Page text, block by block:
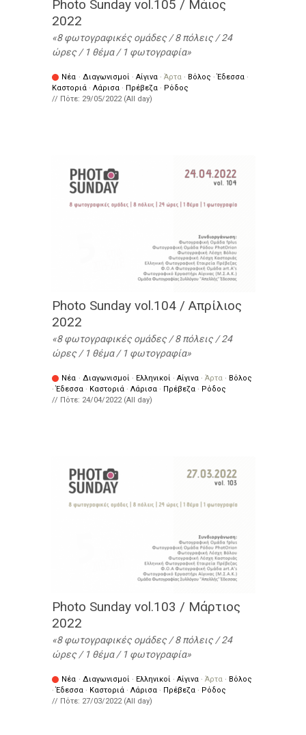
Photo Sunday vol.105 / Μάιος
2022
8 φωτογραφικές ομάδες / 8 πόλεις / 24
ώρες / 1 θέμα / 1 φωτογραφία
Νέα · Διαγωνισμοί · Αίγινα · Άρτα · Βόλος ·Έδεσσα ·
Καστοριά · Λάρισα · Πρέβεζα · Ρόδος
// Πότε: 29/05/2022 (All day)
Photo Sunday vol.104 / Απρίλιος
2022
8 φωτογραφικές ομάδες / 8 πόλεις / 24
ώρες / 1 θέμα / 1 φωτογραφία
Νέα · Διαγωνισμοί · Ελληνικοί · Αίγινα · Άρτα · Βόλος
·Έδεσσα · Καστοριά · Λάρισα · Πρέβεζα · Ρόδος
// Πότε: 24/04/2022 (All day)
Photo Sunday vol.103 / Μάρτιος
2022
8 φωτογραφικές ομάδες / 8 πόλεις / 24
ώρες / 1 θέμα / 1 φωτογραφία
Νέα · Διαγωνισμοί · Ελληνικοί · Αίγινα · Άρτα · Βόλος
·Έδεσσα · Καστοριά · Λάρισα · Πρέβεζα · Ρόδος
// Πότε: 27/03/2022 (All day)